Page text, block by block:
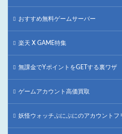
おすすめ無料ゲームサーバー
楽天 X GAME特集
無課金でYポイントをGETする裏ワザ
ゲームアカウント高価買取
妖怪ウォッチぷにぷにのアカウントフ